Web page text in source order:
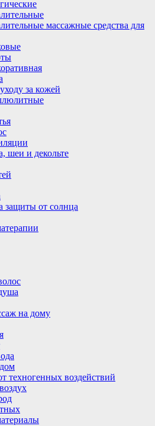
массажные средства для
за кожей
шеи и декольте
защиты от солнца
на дому
техногенных воздействий